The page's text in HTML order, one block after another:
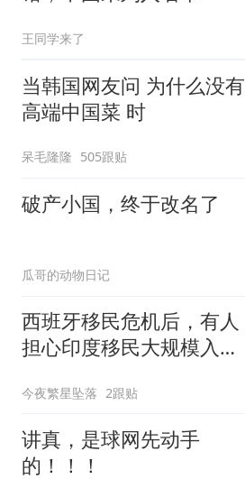
王同学来了
当韩国网友问 为什么没有
高端中国菜 时
呆毛隆隆 505跟贴
破产小国，终于改名了
瓜哥的动物日记
西班牙移民危机后，有人
担心印度移民大规模入侵
今夜繁星坠落 2跟贴
讲真，是球网先动手
的！！！